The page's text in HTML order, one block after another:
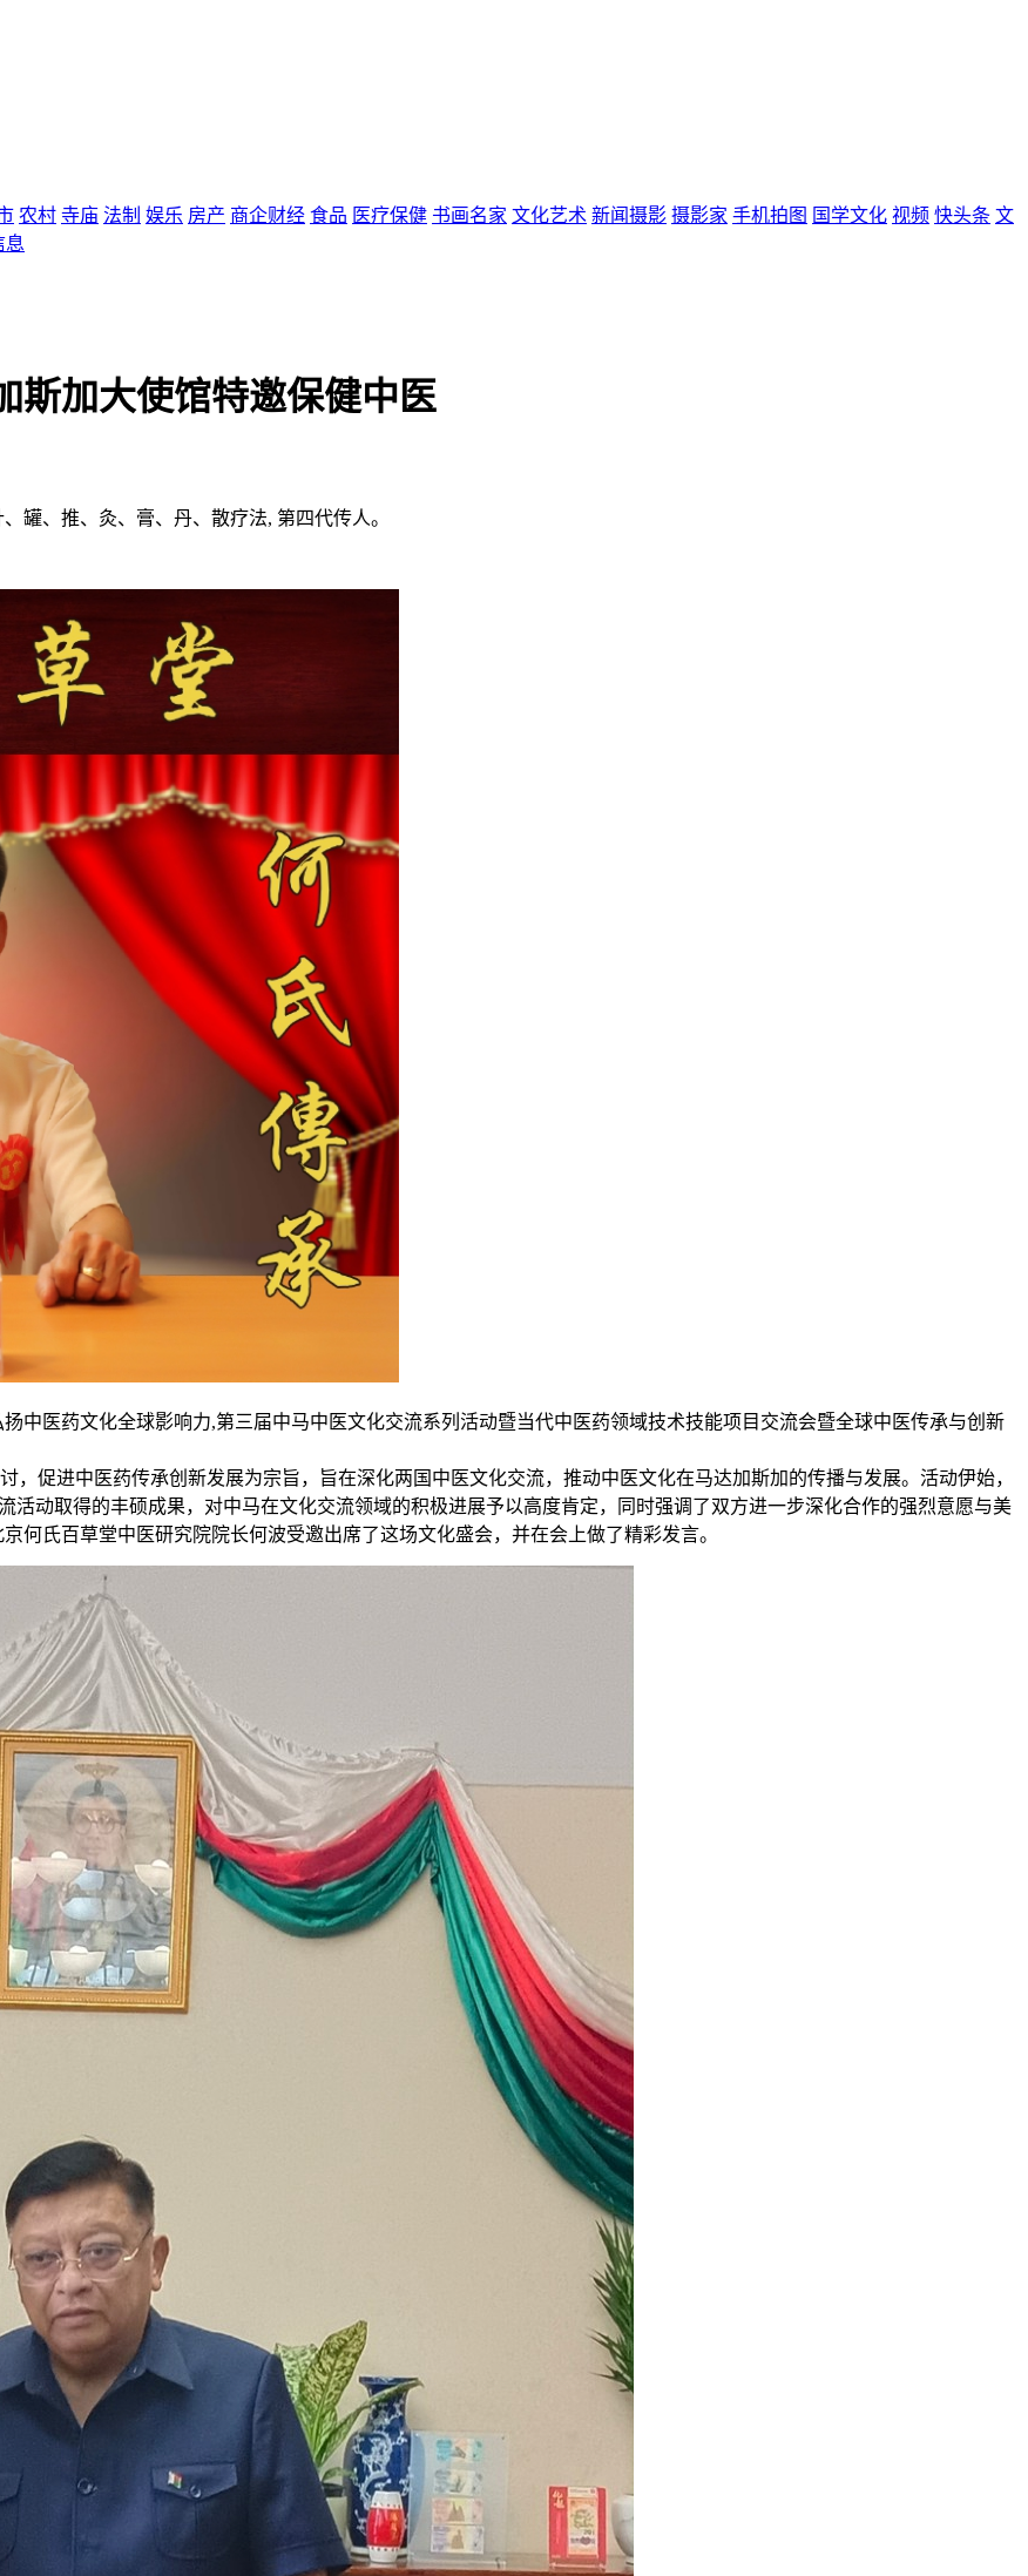
农村 寺庙 法制 娱乐 房产 商企财经 食品 医疗保健 书画名家 文化艺术 新闻摄影 摄影家 手机拍图 国学文化 视频 快头条 文
息
斯加大使馆特邀保健中医
罐、推、灸、膏、丹、散疗法, 第四代传人。
中医药文化全球影响力,第三届中马中医文化交流系列活动暨当代中医药领域技术技能项目交流会暨全球中医传承与创新
促进中医药传承创新发展为宗旨，旨在深化两国中医文化交流，推动中医文化在马达加斯加的传播与发展。活动伊始，
活动取得的丰硕成果，对中马在文化交流领域的积极进展予以高度肯定，同时强调了双方进一步深化合作的强烈意愿与美
何氏百草堂中医研究院院长何波受邀出席了这场文化盛会，并在会上做了精彩发言。